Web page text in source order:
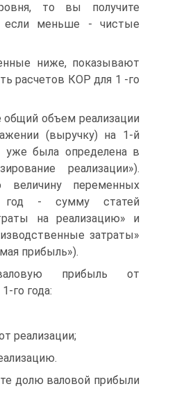
то вы получите
если меньше - чистые
ниже, показывают
расчетов КОР для 1 -го
объем реализации
(выручку) на 1-й
уже была определена в
реализации»).
переменных
- сумму статей
на реализацию» и
затраты»
прибыль»).
прибыль от
го года:
реализации;
долю валовой прибыли